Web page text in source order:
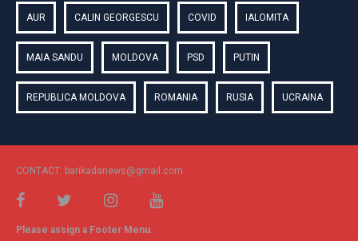
AUR CALIN GEORGESCU COVID IALOMITA
MAIA SANDU MOLDOVA PSD PUTIN
REPUBLICA MOLDOVA ROMANIA RUSIA UCRAINA
CONTACT: barikadanews@gmail.com
Please assign a Footer Menu.